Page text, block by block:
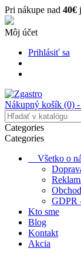
Pri nákupe nad 40€
Môj účet
Prihlásiť sa
Nákupný košík (0)
Categories
Categories
Všetko o
GDPR
Kto sme
Blog
Kontakt
Akcia